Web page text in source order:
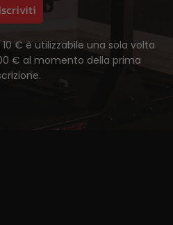
Iscriviti
€ è utilizzabile una sola volta
€ al momento della prima